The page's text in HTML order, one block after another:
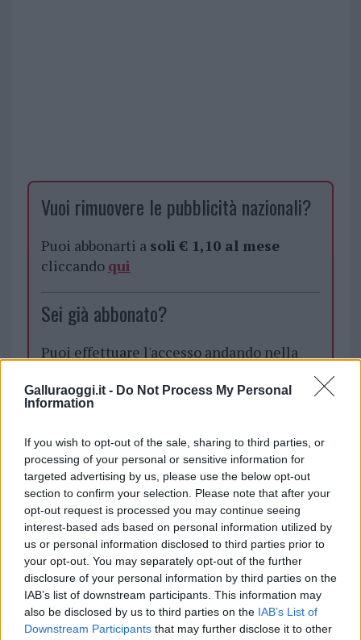
Galluraoggi.it - Do Not Process My Personal
Information
If you wish to opt-out of the sale, sharing to third parties, or
processing of your personal or sensitive information for
targeted advertising by us, please use the below opt-out
section to confirm your selection. Please note that after your
opt-out request is processed you may continue seeing
interest-based ads based on personal information utilized by
us or personal information disclosed to third parties prior to
your opt-out. You may separately opt-out of the further
disclosure of your personal information by third parties on the
IAB’s list of downstream participants. This information may
also be disclosed by us to third parties on the IAB’s List of
Downstream Participants that may further disclose it to other
Vuoi rimuovere le pubblicità nazionali?
Puoi abbonarti a soli € 1,10 al mese
cliccando qui
Sei già abbonato?
Puoi effettuare l'accesso andando nella
cliccandoqui
TEMI: Lavoro Sardegna
Inviaci le tue segnalazioni,
i tuoi video e le tue foto
Su WhatsApp al numero +39
345 356 7512
Notizie in tempo reale?